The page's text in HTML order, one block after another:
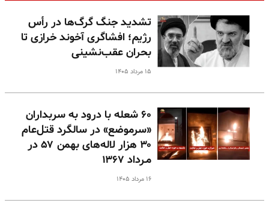
تشدید جنگ گرگ‌ها در رأس
رژیم؛ افشاگری آخوند خرازی تا
بحران عقب‌نشینی
۱۵ مرداد ۱۴۰۵
۶۰ شعله با درود به سربداران
«سرموضع» در سالگرد قتل‌عام
۳۰ هزار لاله‌های بهمن ۵۷ در
مـرداد ۱۳۶۷
۱۶ مرداد ۱۴۰۵